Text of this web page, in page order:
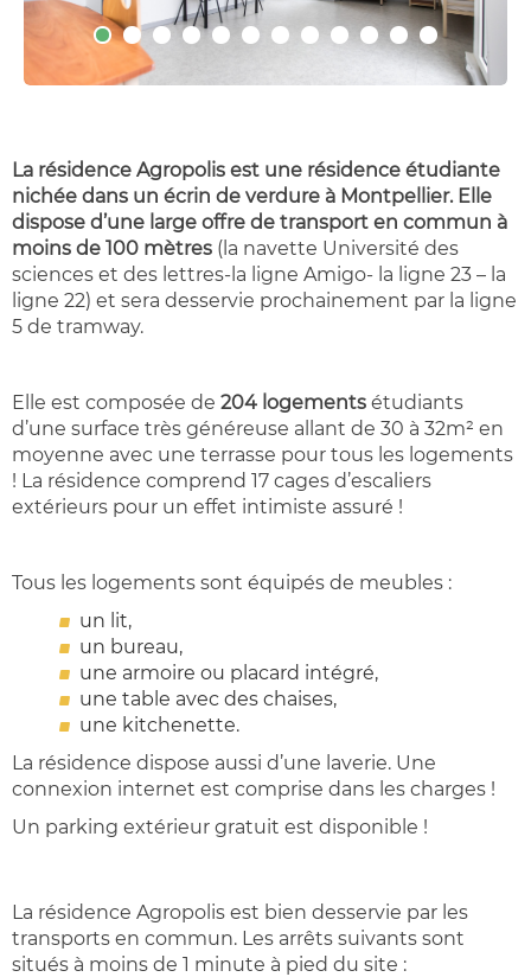
La résidence Agropolis est une résidence étudiante
nichée dans un écrin de verdure à Montpellier. Elle
dispose d’une large offre de transport en commun à
moins de 100 mètres (la navette Université des
sciences et des lettres-la ligne Amigo- la ligne 23 – la
ligne 22) et sera desservie prochainement par la ligne
5 de tramway.
Elle est composée de 204 logements étudiants
d’une surface très généreuse allant de 30 à 32m² en
moyenne avec une terrasse pour tous les logements
! La résidence comprend 17 cages d’escaliers
extérieurs pour un effet intimiste assuré !
Tous les logements sont équipés de meubles :
un lit,
un bureau,
une armoire ou placard intégré,
une table avec des chaises,
une kitchenette.
La résidence dispose aussi d’une laverie. Une
connexion internet est comprise dans les charges !
Un parking extérieur gratuit est disponible !
La résidence Agropolis est bien desservie par les
transports en commun. Les arrêts suivants sont
situés à moins de 1 minute à pied du site :